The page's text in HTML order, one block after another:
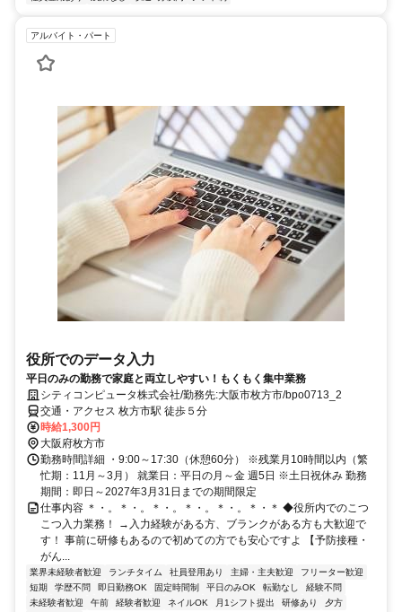
アルバイト・パート
役所でのデータ入力
平日のみの勤務で家庭と両立しやすい！もくもく集中業務
シティコンピュータ株式会社/勤務先:大阪市枚方市/bpo0713_2
交通・アクセス 枚方市駅 徒歩５分
時給1,300円
大阪府枚方市
勤務時間詳細 ・9:00～17:30（休憩60分） ※残業月10時間以内（繁
忙期：11月～3月） 就業日：平日の月～金 週5日 ※土日祝休み 勤務
期間：即日～2027年3月31日までの期間限定
仕事内容 ＊・。＊・。＊・。＊・。＊・。＊・＊ ◆役所内でのこつ
こつ入力業務！ →入力経験がある方、ブランクがある方も大歓迎で
す！ 事前に研修もあるので初めての方でも安心ですよ 【予防接種・
がん...
業界未経験者歓迎 ランチタイム 社員登用あり 主婦・主夫歓迎
フリーター歓迎
短期
学歴不問 即日勤務OK 固定時間制 平日のみOK 転勤なし
経験不問
未経験者歓迎
午前 経験者歓迎 ネイルOK 月1シフト提出 研修あり
夕方